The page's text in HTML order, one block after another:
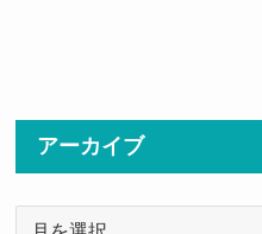
アーカイブ